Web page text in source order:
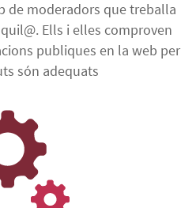
de moderadors que treballa
Ells i elles comproven
publiques en la web per
són adequats